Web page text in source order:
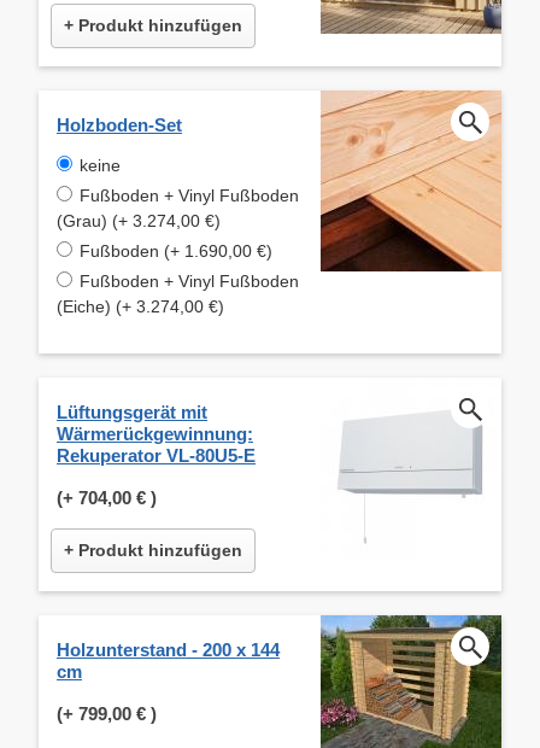
+ Produkt hinzufügen
Holzboden-Set
keine
Fußboden + Vinyl Fußboden
(Grau) (+ 3.274,00 €)
Fußboden (+ 1.690,00 €)
Fußboden + Vinyl Fußboden
(Eiche) (+ 3.274,00 €)
Lüftungsgerät mit
Wärmerückgewinnung:
Rekuperator VL-80U5-E
(+ 704,00 € )
+ Produkt hinzufügen
Holzunterstand - 200 x 144
cm
(+ 799,00 € )